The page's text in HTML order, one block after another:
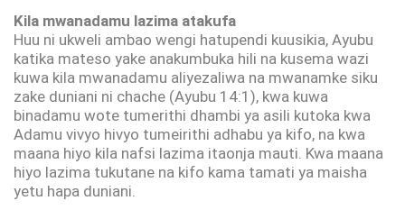
Kila mwanadamu lazima atakufa
Huu ni ukweli ambao wengi hatupendi kuusikia, Ayubu
katika mateso yake anakumbuka hili na kusema wazi
kuwa kila mwanadamu aliyezaliwa na mwanamke siku
zake duniani ni chache (Ayubu 14:1), kwa kuwa
binadamu wote tumerithi dhambi ya asili kutoka kwa
Adamu vivyo hivyo tumeirithi adhabu ya kifo, na kwa
maana hiyo kila nafsi lazima itaonja mauti. Kwa maana
hiyo lazima tukutane na kifo kama tamati ya maisha
yetu hapa duniani.